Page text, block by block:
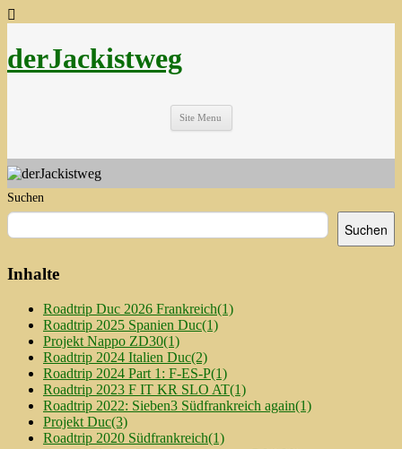
derJackistweg
Site Menu
Suchen
Suchen
Inhalte
Roadtrip Duc 2026 Frankreich(1)
Roadtrip 2025 Spanien Duc(1)
Projekt Nappo ZD30(1)
Roadtrip 2024 Italien Duc(2)
Roadtrip 2024 Part 1: F-ES-P(1)
Roadtrip 2023 F IT KR SLO AT(1)
Roadtrip 2022: Sieben3 Südfrankreich again(1)
Projekt Duc(3)
Roadtrip 2020 Südfrankreich(1)